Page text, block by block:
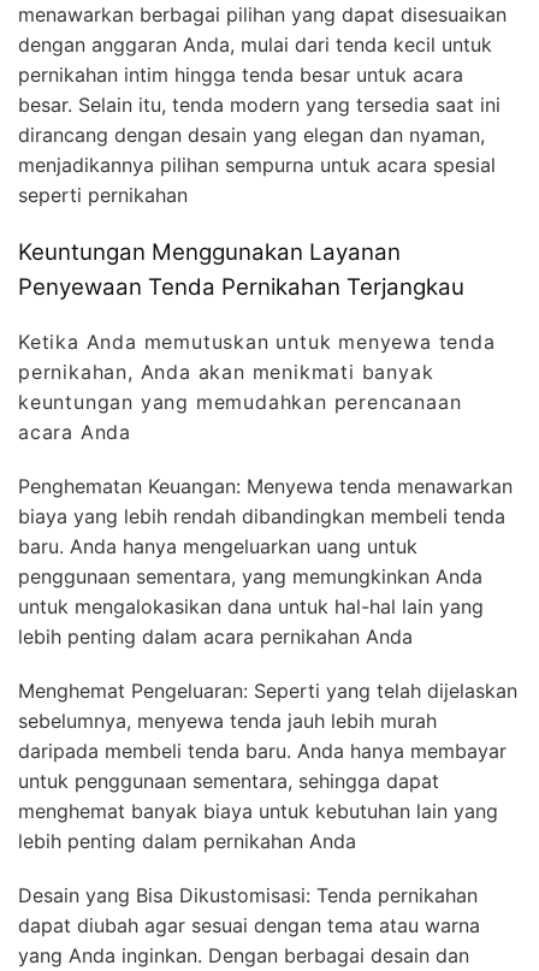
menawarkan berbagai pilihan yang dapat disesuaikan
dengan anggaran Anda, mulai dari tenda kecil untuk
pernikahan intim hingga tenda besar untuk acara
besar. Selain itu, tenda modern yang tersedia saat ini
dirancang dengan desain yang elegan dan nyaman,
menjadikannya pilihan sempurna untuk acara spesial
seperti pernikahan
Keuntungan Menggunakan Layanan
Penyewaan Tenda Pernikahan Terjangkau
Ketika Anda memutuskan untuk menyewa tenda
pernikahan, Anda akan menikmati banyak
keuntungan yang memudahkan perencanaan
acara Anda
Penghematan Keuangan: Menyewa tenda menawarkan
biaya yang lebih rendah dibandingkan membeli tenda
baru. Anda hanya mengeluarkan uang untuk
penggunaan sementara, yang memungkinkan Anda
untuk mengalokasikan dana untuk hal-hal lain yang
lebih penting dalam acara pernikahan Anda
Menghemat Pengeluaran: Seperti yang telah dijelaskan
sebelumnya, menyewa tenda jauh lebih murah
daripada membeli tenda baru. Anda hanya membayar
untuk penggunaan sementara, sehingga dapat
menghemat banyak biaya untuk kebutuhan lain yang
lebih penting dalam pernikahan Anda
Desain yang Bisa Dikustomisasi: Tenda pernikahan
dapat diubah agar sesuai dengan tema atau warna
yang Anda inginkan. Dengan berbagai desain dan